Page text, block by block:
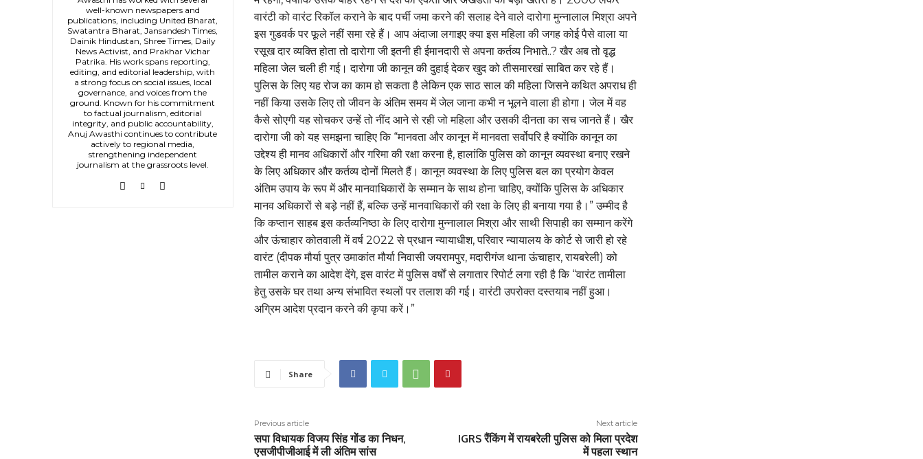
well-known newspapers and
publications, including United Bharat,
Swatantra Bharat, Jansandesh Times,
Dainik Hindustan, Shree Times, Daily
News Activist, and Prakhar Vichar
Patrika. His work spans reporting,
editing, and editorial leadership, with
a strong focus on social issues, local
governance, and voices from the
ground. Known for his commitment
to factual journalism, editorial
integrity, and public accountability,
Anuj Awasthi continues to contribute
actively to regional media,
strengthening independent
journalism at the grassroots level.
वारंटी को वारंट रिकॉल कराने के बाद पर्ची जमा करने की सलाह देने वाले दारोगा मुन्नालाल मिश्रा अपने
इस गुडवर्क पर फूले नहीं समा रहे हैं। आप अंदाजा लगाइए क्या इस महिला की जगह कोई पैसे वाला या
रसूख दार व्यक्ति होता तो दारोगा जी इतनी ही ईमानदारी से अपना कर्तव्य निभाते..? खैर अब तो वृद्ध
महिला जेल चली ही गई। दारोगा जी कानून की दुहाई देकर खुद को तीसमारखां साबित कर रहे हैं।
पुलिस के लिए यह रोज का काम हो सकता है लेकिन एक साठ साल की महिला जिसने कथित अपराध ही
नहीं किया उसके लिए तो जीवन के अंतिम समय में जेल जाना कभी न भूलने वाला ही होगा। जेल में वह
कैसे सोएगी यह सोचकर उन्हें तो नींद आने से रही जो महिला और उसकी दीनता का सच जानते हैं। खैर
दारोगा जी को यह समझना चाहिए कि “मानवता और कानून में मानवता सर्वोपरि है क्योंकि कानून का
उद्देश्य ही मानव अधिकारों और गरिमा की रक्षा करना है, हालांकि पुलिस को कानून व्यवस्था बनाए रखने
के लिए अधिकार और कर्तव्य दोनों मिलते हैं। कानून व्यवस्था के लिए पुलिस बल का प्रयोग केवल
अंतिम उपाय के रूप में और मानवाधिकारों के सम्मान के साथ होना चाहिए, क्योंकि पुलिस के अधिकार
मानव अधिकारों से बड़े नहीं हैं, बल्कि उन्हें मानवाधिकारों की रक्षा के लिए ही बनाया गया है।” उम्मीद है
कि कप्तान साहब इस कर्तव्यनिष्ठा के लिए दारोगा मुन्नालाल मिश्रा और साथी सिपाही का सम्मान करेंगे
और ऊंचाहार कोतवाली में वर्ष 2022 से प्रधान न्यायाधीश, परिवार न्यायालय के कोर्ट से जारी हो रहे
वारंट (दीपक मौर्या पुत्र उमाकांत मौर्या निवासी जयरामपुर, मदारीगंज थाना ऊंचाहार, रायबरेली) को
तामील कराने का आदेश देंगे, इस वारंट में पुलिस वर्षों से लगातार रिपोर्ट लगा रही है कि “वारंट तामीला
हेतु उसके घर तथा अन्य संभावित स्थलों पर तलाश की गई। वारंटी उपरोक्त दस्तयाब नहीं हुआ।
अग्रिम आदेश प्रदान करने की कृपा करें।”
Share
Previous article
सपा विधायक विजय सिंह गोंड का निधन,
एसजीपीजीआई में ली अंतिम सांस
Next article
IGRS रैंकिंग में रायबरेली पुलिस को मिला प्रदेश
में पहला स्थान